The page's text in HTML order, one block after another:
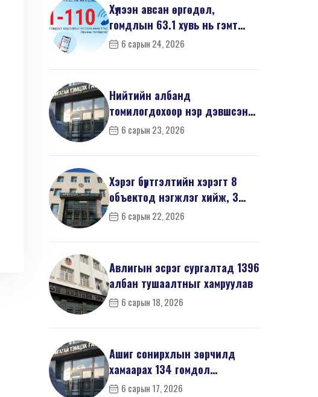
Хүлээн авсан өргөдөл,
гомдлын 63.1 хувь нь гэмт
хэргийн шинжтэй байв
6 сарын 24, 2026
Нийтийн албанд
томилогдохоор нэр дэвшсэн
468 иргэний урьдчилсан
6 сарын 23, 2026
Хэрэг бүртгэлтийн хэрэгт 8
объектод нэгжлэг хийж, 3
хүнийг хойшлуулшг...
6 сарын 22, 2026
Авлигын эсрэг сургалтад 1396
албан тушаалтныг хамруулав
6 сарын 18, 2026
Ашиг сонирхлын зөрчилд
хамаарах 134 гомдол
мэдээллийг шалгав
6 сарын 17, 2026